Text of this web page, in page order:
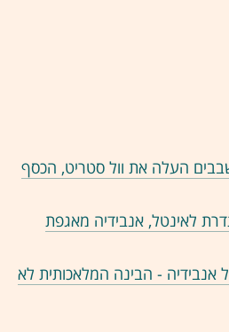
העלה את וול סטריט, הכסף
לאינטל, אנבידיה מאגפת
- הבינה המלאכותית לא